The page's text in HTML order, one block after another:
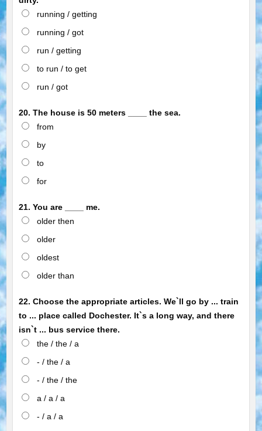
running / getting
running / got
run / getting
to run / to get
run / got
20. The house is 50 meters ____ the sea.
from
by
to
for
21. You are ____ me.
older then
older
oldest
older than
22. Choose the appropriate articles. We`ll go by ... train
to ... place called Dochester. It`s a long way, and there
isn`t ... bus service there.
the / the / a
- / the / a
- / the / the
a / a / a
- / a / a